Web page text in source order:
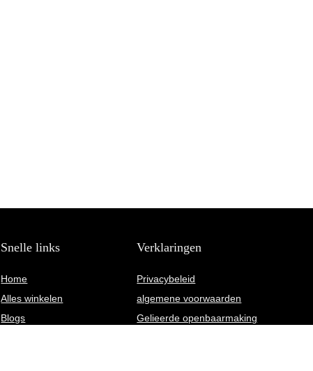
Snelle links
Home
Alles winkelen
Blogs
Verklaringen
Privacybeleid
algemene voorwaarden
Gelieerde openbaarmaking